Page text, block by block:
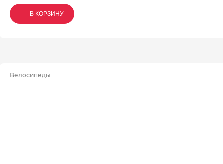
В КОРЗИНУ
В КОРЗИНУ
В КОРЗИНУ
Велосипеды